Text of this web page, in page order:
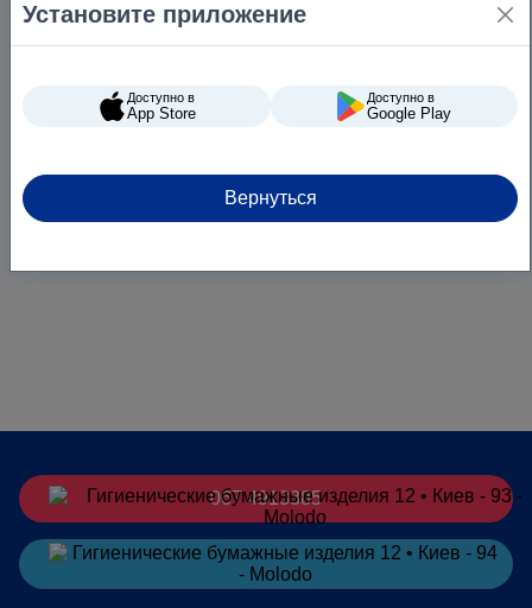
067 4913385
Заказатьв Telegram
Установите приложение
Доступно в
App Store
Доступно в
Google Play
Вернуться